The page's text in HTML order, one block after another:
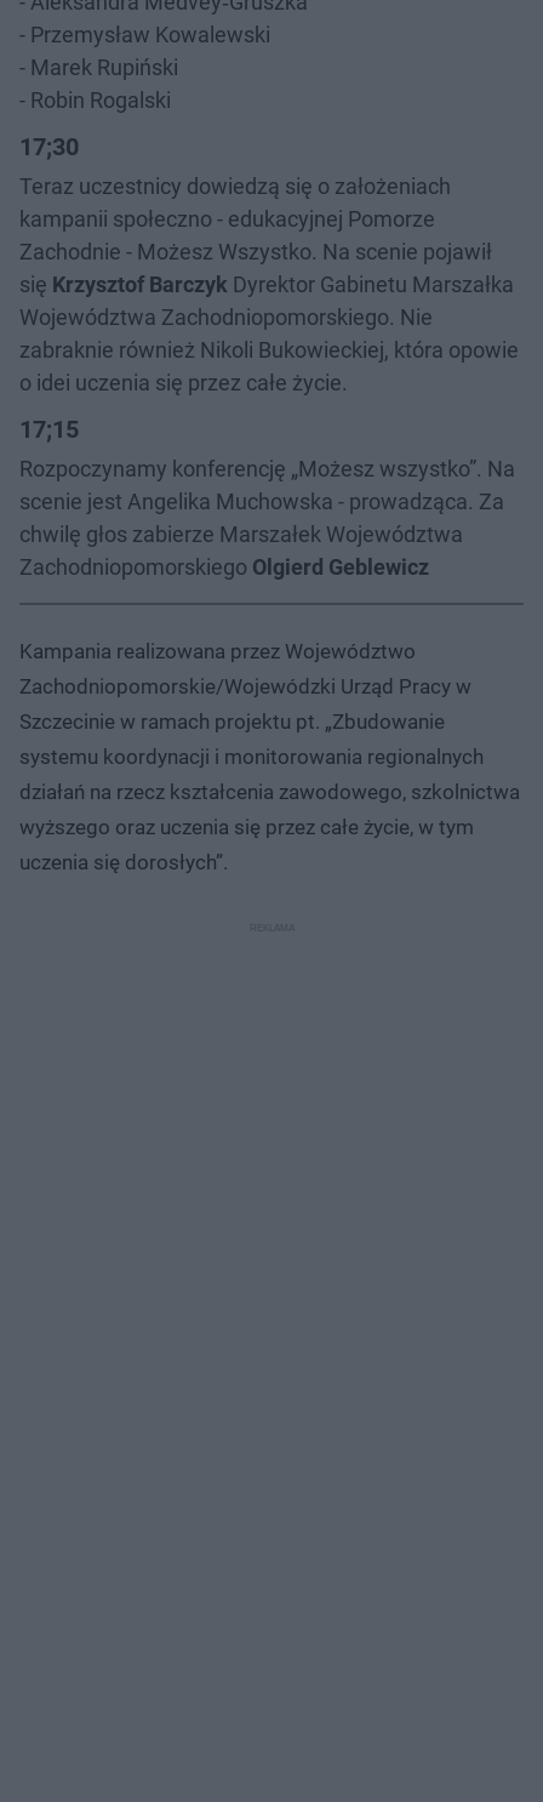
- Przemysław Kowalewski
- Marek Rupiński
- Robin Rogalski
17;30
Teraz uczestnicy dowiedzą się o założeniach
kampanii społeczno - edukacyjnej Pomorze
Zachodnie - Możesz Wszystko. Na scenie pojawił
się Krzysztof Barczyk Dyrektor Gabinetu Marszałka
Województwa Zachodniopomorskiego. Nie
zabraknie również Nikoli Bukowieckiej, która opowie
o idei uczenia się przez całe życie.
17;15
Rozpoczynamy konferencję „Możesz wszystko”. Na
scenie jest Angelika Muchowska - prowadząca. Za
chwilę głos zabierze Marszałek Województwa
Zachodniopomorskiego Olgierd Geblewicz
Kampania realizowana przez Województwo
Zachodniopomorskie/Wojewódzki Urząd Pracy w
Szczecinie w ramach projektu pt. „Zbudowanie
systemu koordynacji i monitorowania regionalnych
działań na rzecz kształcenia zawodowego, szkolnictwa
wyższego oraz uczenia się przez całe życie, w tym
uczenia się dorosłych”.